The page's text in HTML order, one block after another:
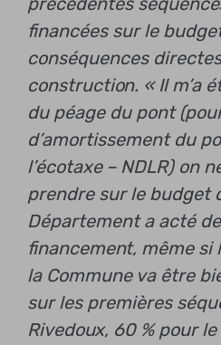
financées sur le
conséquences
construction. « Il m’a
du péage du pont
d’amortissement du
l’écotaxe – NDLR) on
prendre sur le budget
Département a acté
financement, même
la Commune va être
sur les premières
Rivedoux, 60 % pour